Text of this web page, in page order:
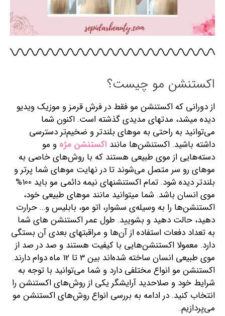
اکستنشن مو چیست؟
از دورانی که اکستنشن مو فقط در فرش قرمز و موزیک ویدیو
دیده می‎شد، مدت‎های مدیدی گذشته است. اکنون شما
می‌توانید به راحتی به موهای بلندتر و ضخیم‌تر دسترسی
داشته باشید. اکستنشن‌ها مانند اکستنشن مژه و مو
دسته‌هایی از موی طبیعی هستند که با روش‌های خاصی به
موهای رو سر متصل می‌شوند تا در نهایت موهای شما پرتر و
بلندتر دیده شود. تمام اکستنشن‎های نیمه دائمی مو باید 100%
موی انسان باشد. شما می‎توانید مانند موهای طبیعی خود،
اکستنشن‌ها را به وسیله‌ی سشوار، اتو مو، بابلیس و… حرارت
دهید، حالت دهید و بشویید. طول عمر اکستنشن های شما
به تعداد دفعات استفاده از آن‌‎ها و مراقبت‎های بعدی آن بستگی
دارد. معمولا اکستنشن‌هایی با کیفیت هستند و صد در صد از
موی طبیعی انسان ساخته شده‌اند بین 3 تا 12 ماه دوام دارند.
اکستنشن مو انواع مختلفی دارد و شما می‌توانید با توجه به
شرایط خود و صلاحدید آرایشگر یکی از روش‌های اکستنشن را
انتخاب کنید. در ادامه به بررسی انواع روش‌های اکستنشن مو
می‌پردازیم.